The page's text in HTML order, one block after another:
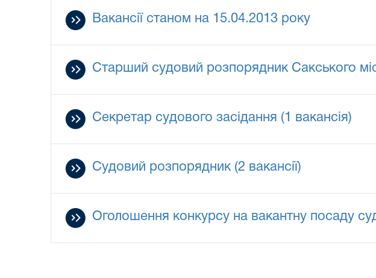
Вакансії станом на 15.04.2013 року
Старший судовий розпорядник Сакського
Секретар судового засідання (1 вакансія)
Судовий розпорядник (2 вакансії)
Оголошення конкурсу на вакантну посаду